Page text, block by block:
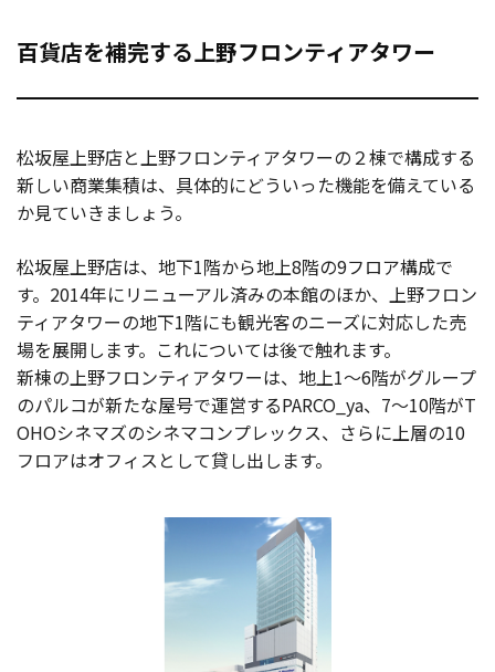
百貨店を補完する上野フロンティアタワー
松坂屋上野店と上野フロンティアタワーの２棟で構成する
新しい商業集積は、具体的にどういった機能を備えている
か見ていきましょう。
松坂屋上野店は、地下1階から地上8階の9フロア構成で
す。2014年にリニューアル済みの本館のほか、上野フロン
ティアタワーの地下1階にも観光客のニーズに対応した売
場を展開します。これについては後で触れます。
新棟の上野フロンティアタワーは、地上1～6階がグループ
のパルコが新たな屋号で運営するPARCO_ya、7～10階がT
OHOシネマズのシネマコンプレックス、さらに上層の10
フロアはオフィスとして貸し出します。